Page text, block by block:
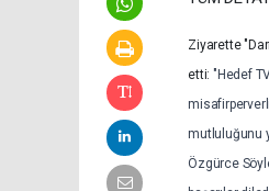
Ziyarette
etti: "Hedef
mutluluğunu
Özgürce